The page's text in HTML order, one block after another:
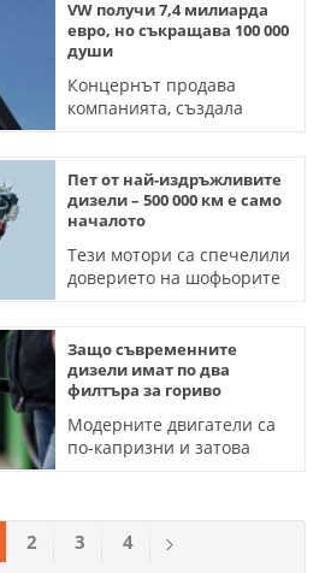
VW получи 7,4 милиарда
евро, но съкращава 100 000
души
Концернът продава
компанията, създала
Германия
Пет от най-издръжливите
дизели – 500 000 км е само
началото
Тези мотори са спечелили
доверието на шофьорите
Защо съвременните
дизели имат по два
филтъра за гориво
Модерните двигатели са
по-капризни и затова
2 3 4